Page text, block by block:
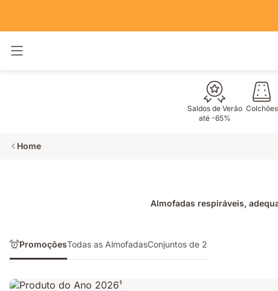
Saldos de Verão
até -65%
Colchões
Home
Almofadas respiráveis,
PromoçõesTodas as AlmofadasConjuntos de 2